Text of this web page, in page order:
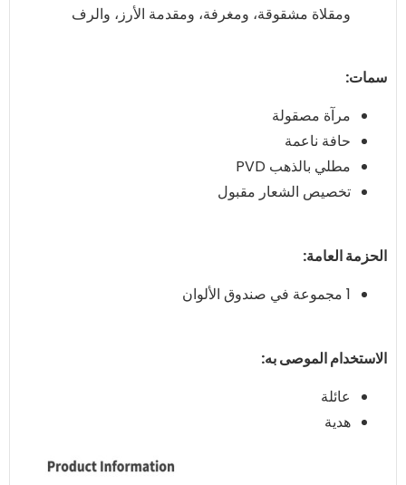
ومقلاة مشقوقة، ومغرفة، ومقدمة الأرز، والرف
سمات:
مرآة مصقولة
حافة ناعمة
مطلي بالذهب PVD
تخصيص الشعار مقبول
الحزمة العامة:
1 مجموعة في صندوق الألوان
الاستخدام الموصى به:
عائلة
هدية